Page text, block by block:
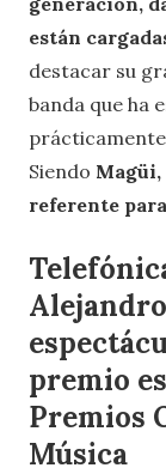
están
destacar su
banda que ha
Siendo Magüi,
referente
premio
Premios
Música